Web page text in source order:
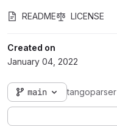
README LICENSE
Created on
January 04, 2022
main tangoparser